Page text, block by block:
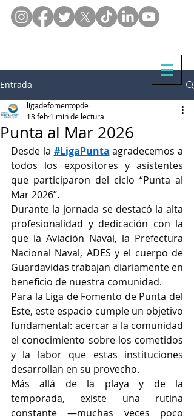
Entrada
Punta al Mar 2026
ligadefomentopde
13 feb 1 min de lectura
Desde la #LigaPunta agradecemos a
todos los expositores y asistentes
que participaron del ciclo “Punta al
Mar 2026”.
Durante la jornada se destacó la alta
profesionalidad y dedicación con la
que la Aviación Naval, la Prefectura
Nacional Naval, ADES y el cuerpo de
Guardavidas trabajan diariamente en
beneficio de nuestra comunidad.
Para la Liga de Fomento de Punta del
Este, este espacio cumple un objetivo
fundamental: acercar a la comunidad
el conocimiento sobre los cometidos
y la labor que estas instituciones
desarrollan en su provecho.
Más allá de la playa y de la
temporada, existe una rutina
constante —muchas veces poco